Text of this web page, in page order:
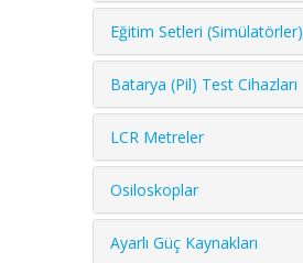
Eğitim Setleri (Simülatörler)
Batarya (Pil) Test Cihazları
LCR Metreler
Osiloskoplar
Ayarlı Güç Kaynakları